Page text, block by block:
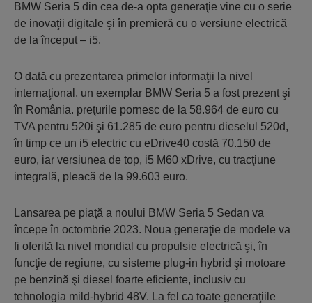
BMW Seria 5 din cea de-a opta generaţie vine cu o serie
de inovaţii digitale şi în premieră cu o versiune electrică
de la început – i5.
O dată cu prezentarea primelor informaţii la nivel
internaţional, un exemplar BMW Seria 5 a fost prezent şi
în România. preţurile pornesc de la 58.964 de euro cu
TVA pentru 520i şi 61.285 de euro pentru dieselul 520d,
în timp ce un i5 electric cu eDrive40 costă 70.150 de
euro, iar versiunea de top, i5 M60 xDrive, cu tracţiune
integrală, pleacă de la 99.603 euro.
Lansarea pe piaţă a noului BMW Seria 5 Sedan va
începe în octombrie 2023. Noua generaţie de modele va
fi oferită la nivel mondial cu propulsie electrică şi, în
funcţie de regiune, cu sisteme plug-in hybrid şi motoare
pe benzină şi diesel foarte eficiente, inclusiv cu
tehnologia mild-hybrid 48V. La fel ca toate generaţiile